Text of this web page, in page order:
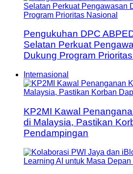
Pengukuhan DPC
Selatan Perkuat
Dukung Program
Internasional
KP2MI Kawal
di Malaysia, Pastikan
Pendampingan